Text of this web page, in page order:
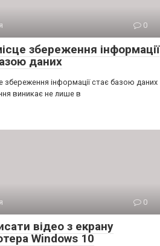
0
збереження інформації
даних
збереження інформації стає базою даних
виникає не лише в
0
відео з екрану
Windows 10